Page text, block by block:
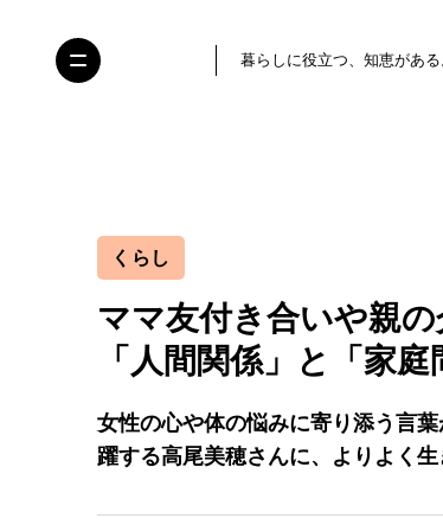
暮らしに役立つ、知恵がある
くらし
ママ友付き合いや親
「人間関係」と「家庭
女性の心や体の悩みに寄り添う言
躍する高尾美穂さんに、よりよく生